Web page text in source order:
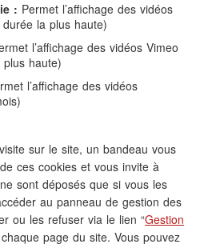
: Permet l’affichage des vidéos
la plus haute)
l’affichage des vidéos Vimeo
haute)
l’affichage des vidéos
sur le site, un bandeau vous
ces cookies et vous invite à
sont déposés que si vous les
au panneau de gestion des
ou les refuser via le lien “Gestion
page du site. Vous pouvez